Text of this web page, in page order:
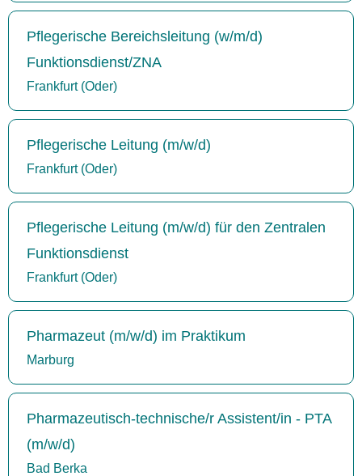
Pflegerische Bereichsleitung (w/m/d)
Funktionsdienst/ZNA
Frankfurt (Oder)
Pflegerische Leitung (m/w/d)
Frankfurt (Oder)
Pflegerische Leitung (m/w/d) für den Zentralen
Funktionsdienst
Frankfurt (Oder)
Pharmazeut (m/w/d) im Praktikum
Marburg
Pharmazeutisch-technische/r Assistent/in - PTA
(m/w/d)
Bad Berka